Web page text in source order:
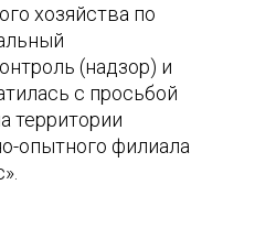
хозяйства по
(надзор) и
с просьбой
территории
опытного филиала